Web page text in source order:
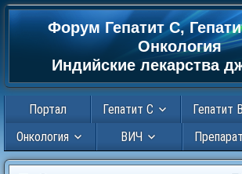
РегистрацияФорум Гепатит С,
Онкология
Индийские лекарства
Портал Гепатит С
Гепатит В
Онкология
ВИЧ